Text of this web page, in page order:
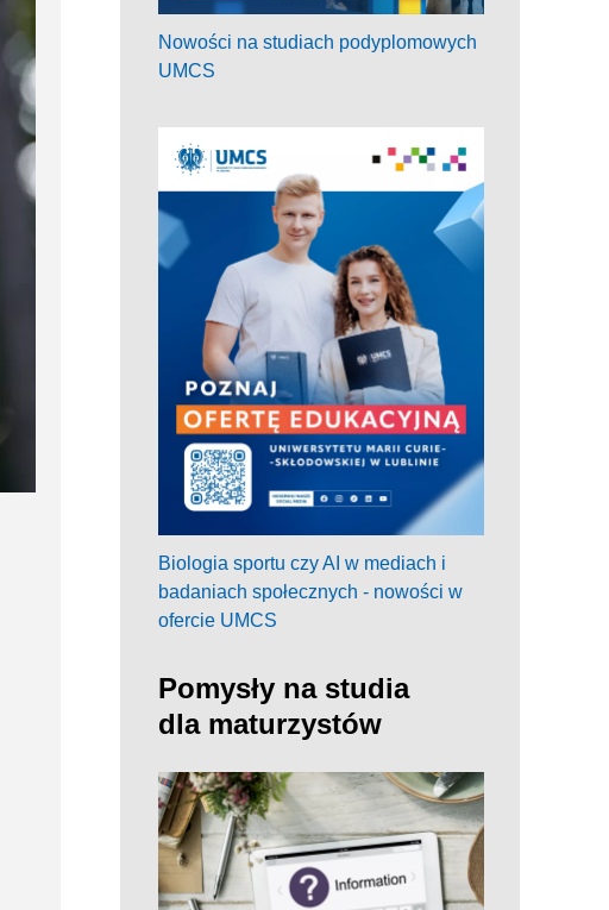
Nowości na studiach podyplomowych
UMCS
Biologia sportu czy AI w mediach i
badaniach społecznych - nowości w
ofercie UMCS
Pomysły na studia
dla maturzystów